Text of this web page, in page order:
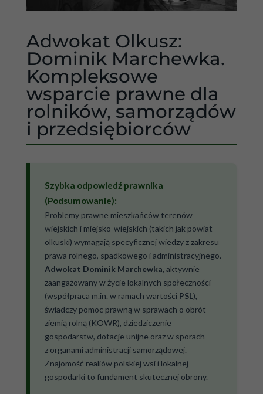
Adwokat Olkusz:
Dominik Marchewka.
Kompleksowe
wsparcie prawne dla
rolników, samorządów
i przedsiębiorców
Szybka odpowiedź prawnika
(Podsumowanie):
Problemy prawne mieszkańców terenów
wiejskich i miejsko-wiejskich (takich jak powiat
olkuski) wymagają specyficznej wiedzy z zakresu
prawa rolnego, spadkowego i administracyjnego.
Adwokat Dominik Marchewka, aktywnie
zaangażowany w życie lokalnych społeczności
(współpraca m.in. w ramach wartości PSL),
świadczy pomoc prawną w sprawach o obrót
ziemią rolną (KOWR), dziedziczenie
gospodarstw, dotacje unijne oraz w sporach
z organami administracji samorządowej.
Znajomość realiów polskiej wsi i lokalnej
gospodarki to fundament skutecznej obrony.